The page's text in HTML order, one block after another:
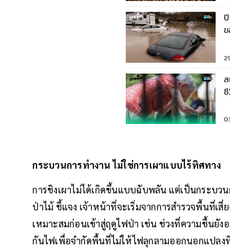
กระบวนการทำงาน ไม่ใช่การเผาแบบไร้ทิศทาง
การชิงเผาไม่ได้เกิดขึ้นแบบฉับพลัน แต่เป็นกระบว
ป่าไม้ ชี้แจง เจ้าหน้าที่จะเริ่มจากการสำรวจพื้นที่เ
เหมาะสมก่อนเข้าสู่ฤดูไฟป่า เช่น ช่วงที่ความชื้นยั
กันไฟเพื่อจำกัดพื้นที่ไม่ให้ไฟลุกลามออกนอกแปลง